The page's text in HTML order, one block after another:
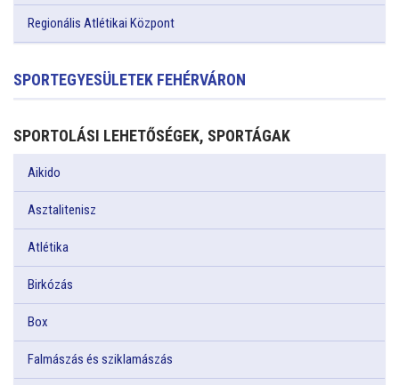
Regionális Atlétikai Központ
SPORTEGYESÜLETEK FEHÉRVÁRON
SPORTOLÁSI LEHETŐSÉGEK, SPORTÁGAK
Aikido
Asztalitenisz
Atlétika
Birkózás
Box
Falmászás és sziklamászás